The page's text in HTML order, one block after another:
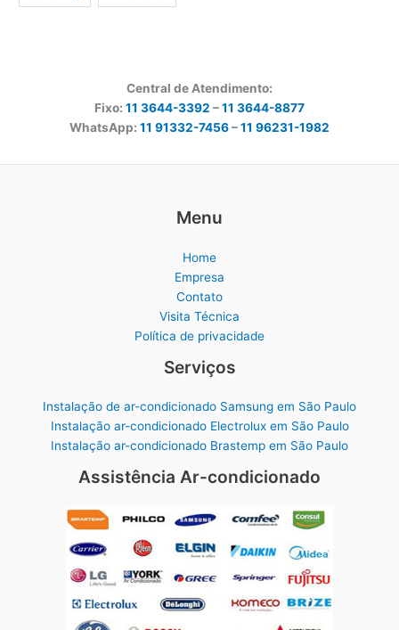
Central de Atendimento:
Fixo: 11 3644-3392 –11 3644-8877
WhatsApp: 11 91332-7456–11 96231-1982
Menu
Home
Empresa
Contato
Visita Técnica
Política de privacidade
Serviços
Instalação de ar-condicionado Samsung em São Paulo
Instalação ar-condicionado Electrolux em São Paulo
Instalação ar-condicionado Brastemp em São Paulo
Assistência Ar-condicionado